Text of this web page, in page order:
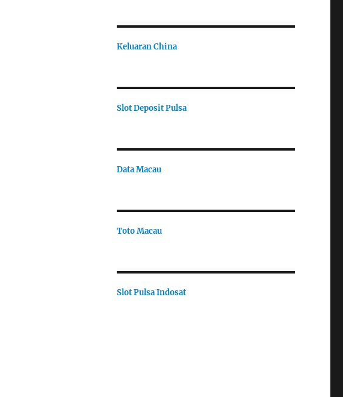
Keluaran China
Slot Deposit Pulsa
Data Macau
Toto Macau
Slot Pulsa Indosat